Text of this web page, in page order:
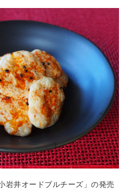
岩井オードブルチーズ」の発売